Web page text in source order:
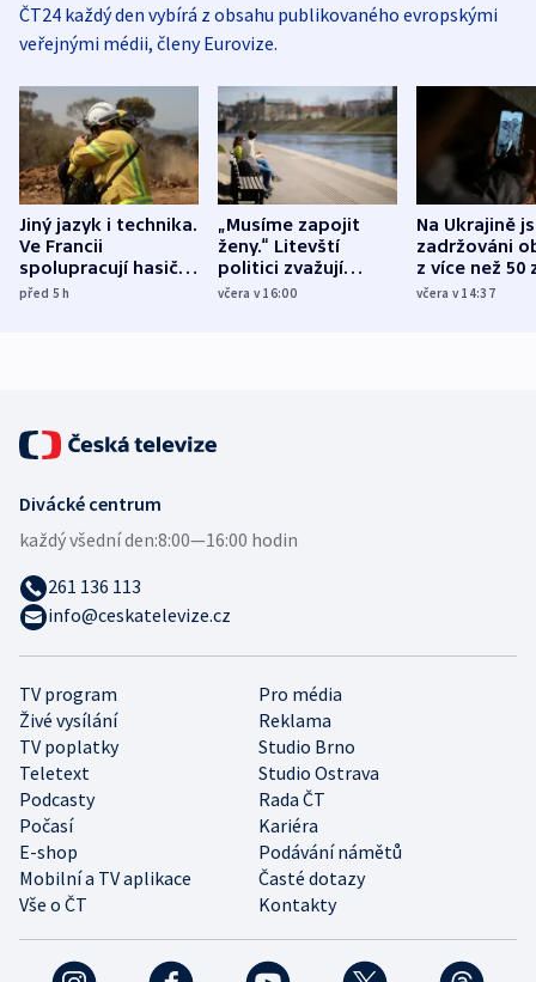
ČT24 každý den vybírá z obsahu publikovaného evropskými
veřejnými médii, členy Eurovize.
Jiný jazyk i technika.
Ve Francii
spolupracují hasiči z
různých zemí
před 5h
„Musíme zapojit
ženy.“ Litevští
politici zvažují
dohodu o
včera v 16:00
Na Ukrajině
zadržováni
z více než 50
Bojovali na
včera v 14:37
TV program
Pro média
Živé vysílání
Reklama
TV poplatky
Studio Brno
Teletext
Studio Ostrava
Podcasty
Rada ČT
Počasí
Kariéra
E-shop
Podávání námětů
Mobilní a TV aplikace
Časté dotazy
Vše o ČT
Kontakty
Divácké centrum
každý všední den:8:00—16:00 hodin
261 136 113
info@ceskatelevize.cz